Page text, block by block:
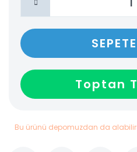
Toptan
Bu ürünü depomuzdan da